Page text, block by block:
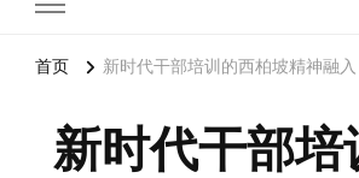
首页 新时代干部培训的西柏坡精神融入
新时代干部培